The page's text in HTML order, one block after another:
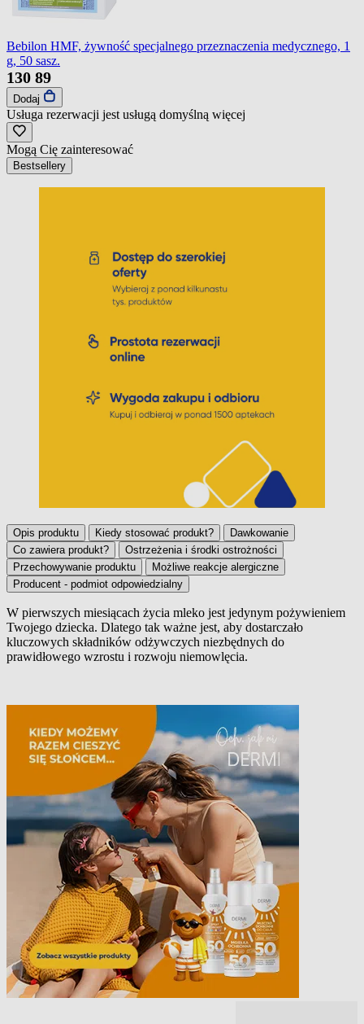
Bebilon HMF, żywność specjalnego przeznaczenia medycznego, 1
g, 50 sasz.
130 89
Dodaj
Usługa rezerwacji jest usługą domyślną więcej
Mogą Cię zainteresować
Bestsellery
Opis produktu Kiedy stosować produkt?
Dawkowanie
Co zawiera produkt?
Ostrzeżenia i środki ostrożności
Przechowywanie produktu
Możliwe reakcje alergiczne
Producent - podmiot odpowiedzialny
Opis produktu
W pierwszych miesiącach życia mleko jest jedynym pożywieniem
Twojego dziecka. Dlatego tak ważne jest, aby dostarczało
kluczowych składników odżywczych niezbędnych do
prawidłowego wzrostu i rozwoju niemowlęcia.